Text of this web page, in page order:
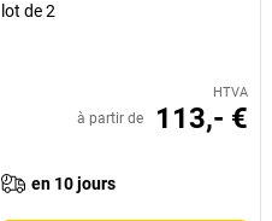
lot de 2
HTVA
à partir de 113,- €
en 10 jours